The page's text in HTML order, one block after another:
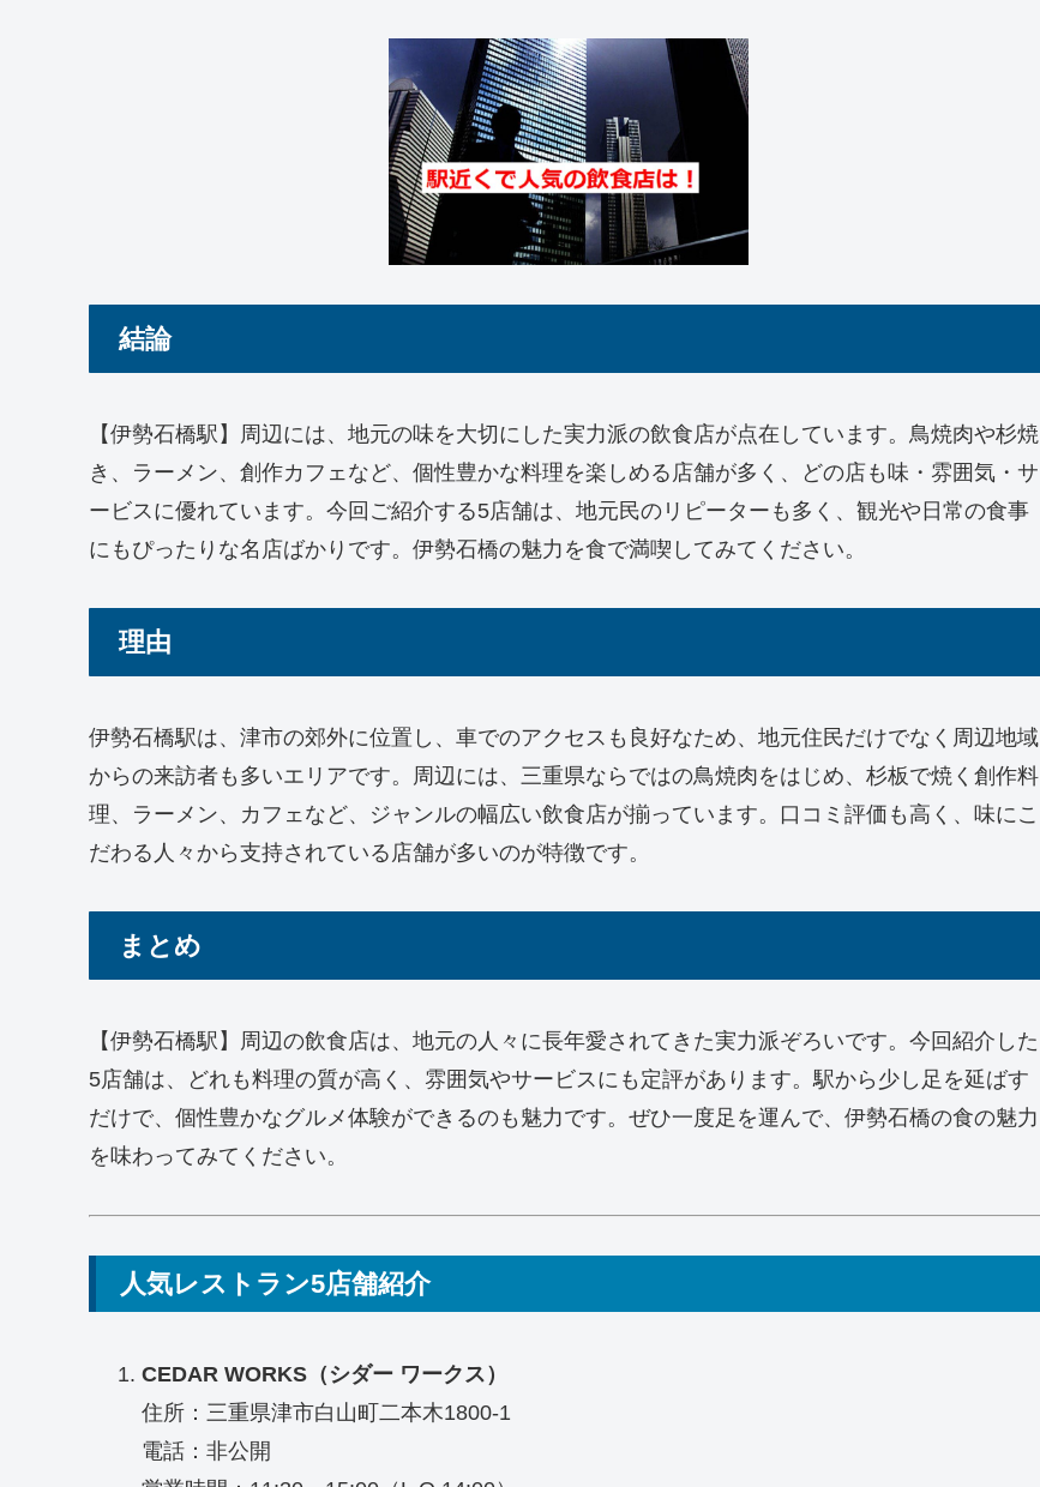
結論
【伊勢石橋駅】周辺には、地元の味を大切にした実力派の飲食店が点在しています。鳥焼肉や杉焼
き、ラーメン、創作カフェなど、個性豊かな料理を楽しめる店舗が多く、どの店も味・雰囲気・サ
ービスに優れています。今回ご紹介する5店舗は、地元民のリピーターも多く、観光や日常の食事
にもぴったりな名店ばかりです。伊勢石橋の魅力を食で満喫してみてください。
理由
伊勢石橋駅は、津市の郊外に位置し、車でのアクセスも良好なため、地元住民だけでなく周辺地域
からの来訪者も多いエリアです。周辺には、三重県ならではの鳥焼肉をはじめ、杉板で焼く創作料
理、ラーメン、カフェなど、ジャンルの幅広い飲食店が揃っています。口コミ評価も高く、味にこ
だわる人々から支持されている店舗が多いのが特徴です。
まとめ
【伊勢石橋駅】周辺の飲食店は、地元の人々に長年愛されてきた実力派ぞろいです。今回紹介した
5店舗は、どれも料理の質が高く、雰囲気やサービスにも定評があります。駅から少し足を延ばす
だけで、個性豊かなグルメ体験ができるのも魅力です。ぜひ一度足を運んで、伊勢石橋の食の魅力
を味わってみてください。
人気レストラン5店舗紹介
CEDAR WORKS（シダー ワークス）
住所：三重県津市白山町二本木1800-1
電話：非公開